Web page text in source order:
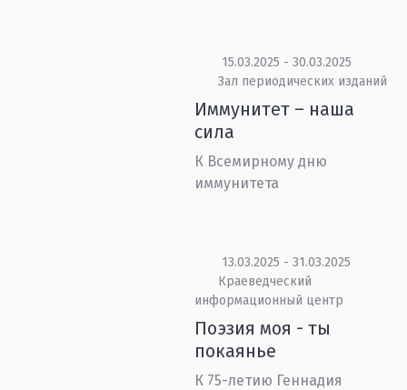
15.03.2025 - 30.03.2025
Зал периодических изданий
Иммунитет – наша
сила
К Всемирному дню
иммунитета
13.03.2025 - 31.03.2025
Краеведческий
информационный центр
Поэзия моя - ты
покаянье
К 75-летию Геннадия